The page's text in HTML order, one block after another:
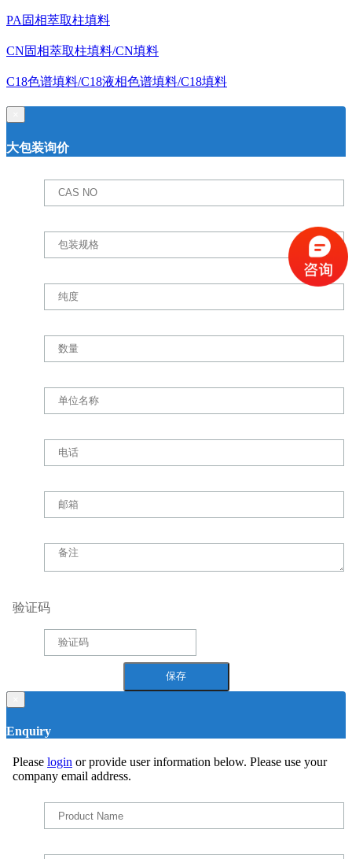
PA固相萃取柱填料
CN固相萃取柱填料/CN填料
C18色谱填料/C18液相色谱填料/C18填料
大包装询价
验证码
Enquiry
Please login or provide user information below. Please use your
company email address.